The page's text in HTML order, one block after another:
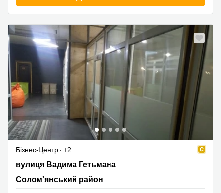
Бізнес-Центр
+2
ул. Гетьмана Вадима 1б, Солом'янський район
вулиця Вадима Гетьмана
Солом'янський район